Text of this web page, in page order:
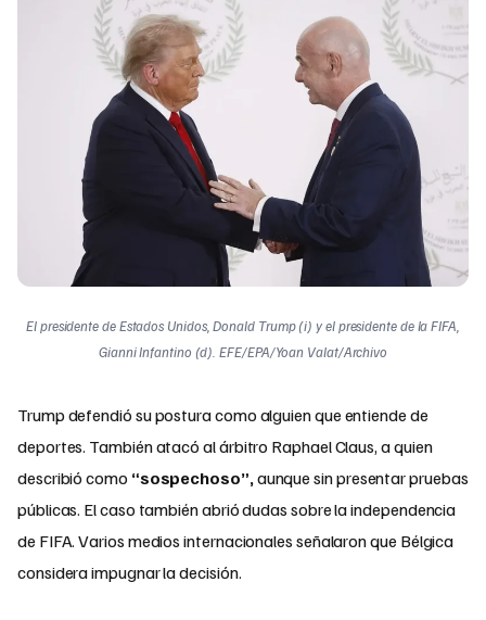
El presidente de Estados Unidos, Donald Trump (i) y el presidente de la FIFA,
Gianni Infantino (d). EFE/EPA/Yoan Valat/Archivo
Trump defendió su postura como alguien que entiende de
deportes. También atacó al árbitro Raphael Claus, a quien
describió como “sospechoso”, aunque sin presentar pruebas
públicas. El caso también abrió dudas sobre la independencia
de FIFA. Varios medios internacionales señalaron que Bélgica
considera impugnar la decisión.